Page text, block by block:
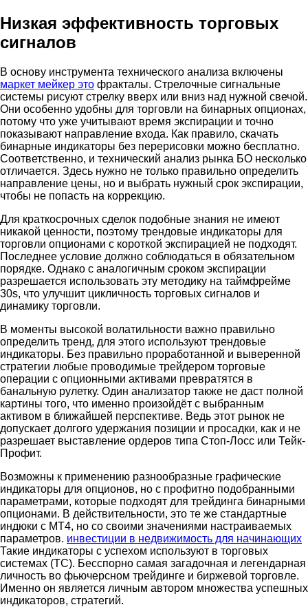
Низкая эффективность торговых
сигналов
В основу инструмента технического анализа включены
маркет мейкер это фракталы. Стрелочные сигнальные
системы рисуют стрелку вверх или вниз над нужной свечой.
Они особенно удобны для торговли на бинарных опционах,
потому что уже учитывают время экспирации и точно
показывают направление входа. Как правило, скачать
бинарные индикаторы без перерисовки можно бесплатно.
Соответственно, и технический анализ рынка БО несколько
отличается. Здесь нужно не только правильно определить
направление цены, но и выбрать нужный срок экспирации,
чтобы не попасть на коррекцию.
Для краткосрочных сделок подобные знания не имеют
никакой ценности, поэтому трендовые индикаторы для
торговли опционами с короткой экспирацией не подходят.
Последнее условие должно соблюдаться в обязательном
порядке. Однако с аналогичным сроком экспирации
разрешается использовать эту методику на таймфрейме
30s, что улучшит цикличность торговых сигналов и
динамику торговли.
В моменты высокой волатильности важно правильно
определить тренд, для этого используют трендовые
индикаторы. Без правильно проработанной и выверенной
стратегии любые проводимые трейдером торговые
операции с опционными активами превратятся в
банальную рулетку. Один анализатор также не даст полной
картины того, что именно произойдёт с выбранным
активом в ближайшей перспективе. Ведь этот рынок не
допускает долгого удержания позиции и просадки, как и не
разрешает выставление ордеров типа Стоп-Лосс или Тейк-
Профит.
Возможны к применению разнообразные графические
индикаторы для опционов, но с профитно подобранными
параметрами, которые подходят для трейдинга бинарными
опционами. В действительности, это те же стандартные
индюки с МТ4, но со своими значениями настраиваемых
параметров. инвестиции в недвижимость для начинающих
Такие индикаторы с успехом используют в торговых
системах (ТС). Бесспорно самая загадочная и легендарная
личность во фьючерсном трейдинге и биржевой торговле.
Именно он является личным автором множества успешных
индикаторов, стратегий.